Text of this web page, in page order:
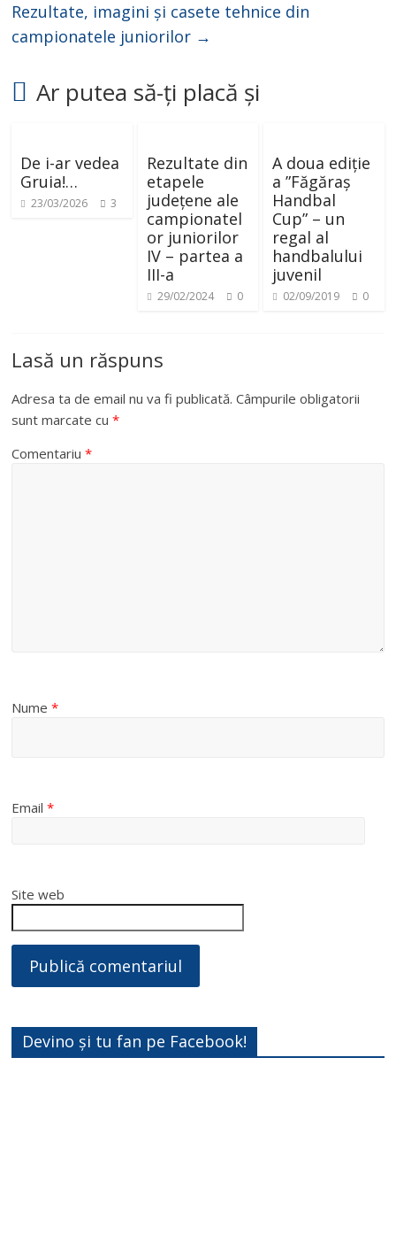
Rezultate, imagini și casete tehnice din
campionatele juniorilor →
Ar putea să-ți placă și
De i-ar vedea
Gruia!…
23/03/2026 3
Rezultate din
etapele
județene ale
campionatel
or juniorilor
IV – partea a
III-a
29/02/2024 0
A doua ediție
a ”Făgăraș
Handbal
Cup” – un
regal al
handbalului
juvenil
02/09/2019 0
Lasă un răspuns
Adresa ta de email nu va fi publicată. Câmpurile obligatorii
sunt marcate cu*
Comentariu*
Nume*
Email*
Site web
Devino și tu fan pe Facebook!